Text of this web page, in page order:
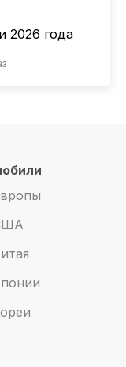
2026 года